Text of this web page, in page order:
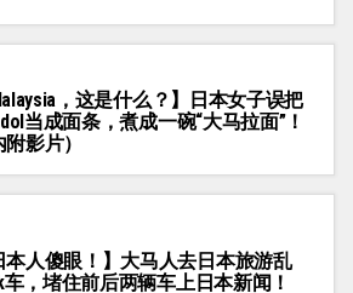
，这是什么？】日本女子误把
当成面条，煮成一碗“大马拉面”！
附影片）
本人傻眼！】大马人去日本旅游乱
车，堵住前后两辆车上日本新闻！